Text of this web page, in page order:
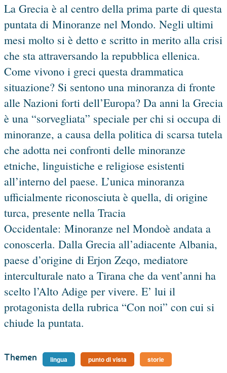
La Grecia è al centro della prima parte di questa
puntata di Minoranze nel Mondo. Negli ultimi
mesi molto si è detto e scritto in merito alla crisi
che sta attraversando la repubblica ellenica.
Come vivono i greci questa drammatica
situazione? Si sentono una minoranza di fronte
alle Nazioni forti dell’Europa? Da anni la Grecia
è una “sorvegliata” speciale per chi si occupa di
minoranze, a causa della politica di scarsa tutela
che adotta nei confronti delle minoranze
etniche, linguistiche e religiose esistenti
all’interno del paese. L’unica minoranza
ufficialmente riconosciuta è quella, di origine
turca, presente nella Tracia
Occidentale: Minoranze nel Mondoè andata a
conoscerla. Dalla Grecia all’adiacente Albania,
paese d’origine di Erjon Zeqo, mediatore
interculturale nato a Tirana che da vent’anni ha
scelto l’Alto Adige per vivere. E’ lui il
protagonista della rubrica “Con noi” con cui si
chiude la puntata.
Themen lingua punto di vista storie